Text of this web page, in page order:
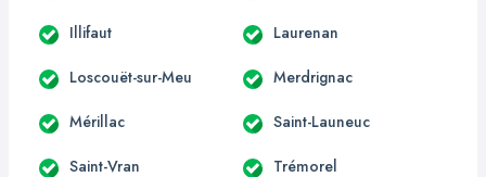
Illifaut Laurenan
Loscouët-sur-Meu Merdrignac
Mérillac Saint-Launeuc
Saint-Vran Trémorel